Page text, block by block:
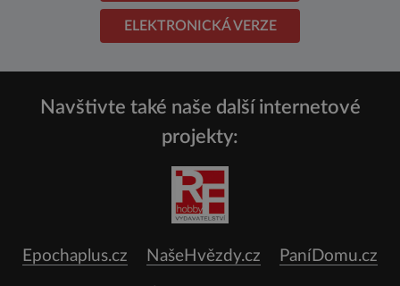
ELEKTRONICKÁ VERZE
Navštivte také naše další internetové
projekty:
Epochaplus.cz NašeHvězdy.cz PaníDomu.cz